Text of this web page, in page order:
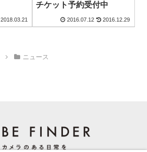
2018.03.21
チケット予約受付中
2016.07.12 2016.12.29
ニュース